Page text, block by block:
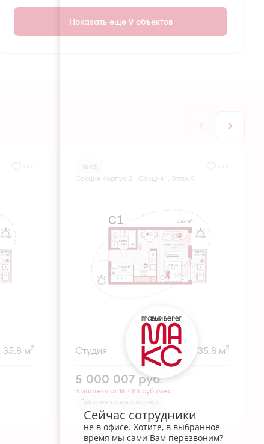
Показать еще 9 объектов
35.8 м2
№ 65
Секция Корпус 2 - Секция 1, Этаж 9
Студия 35.8 м2
5 000 007 руб.
В ипотеку от 16 485 руб./мес.
Предчистовая отделка
Сейчас сотрудники
не в офисе. Хотите, в выбранное
время мы сами Вам перезвоним?